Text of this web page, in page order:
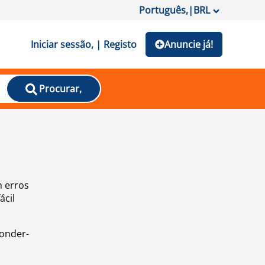
Português,|BRL
Iniciar sessão, | Registo Anuncie já!
Procurar,
erros